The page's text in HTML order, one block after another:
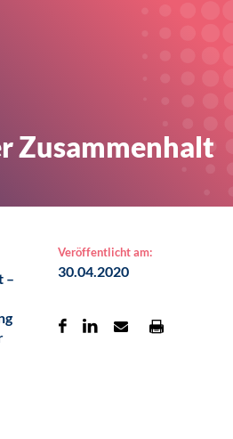
Zusammenhalt
–
Veröffentlicht am:
30.04.2020